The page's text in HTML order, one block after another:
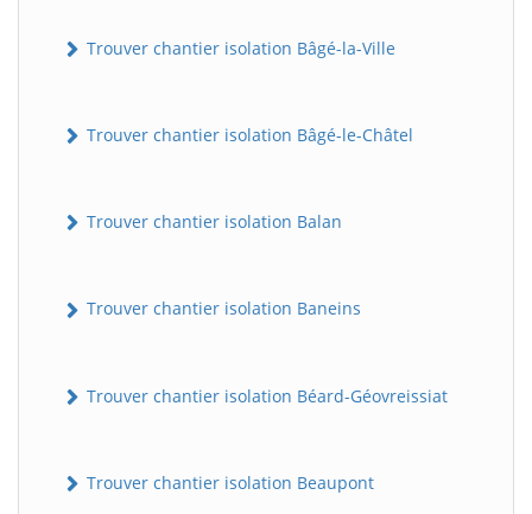
Trouver chantier isolation Bâgé-la-Ville
Trouver chantier isolation Bâgé-le-Châtel
Trouver chantier isolation Balan
Trouver chantier isolation Baneins
Trouver chantier isolation Béard-Géovreissiat
Trouver chantier isolation Beaupont